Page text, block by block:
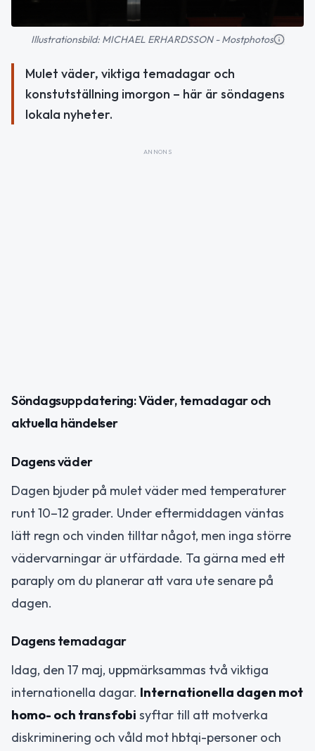
Illustrationsbild: MICHAEL ERHARDSSON - Mostphotos
Mulet väder, viktiga temadagar och
konstutställning imorgon – här är söndagens
lokala nyheter.
ANNONS
Söndagsuppdatering: Väder, temadagar och
aktuella händelser
Dagens väder
Dagen bjuder på mulet väder med temperaturer
runt 10–12 grader. Under eftermiddagen väntas
lätt regn och vinden tilltar något, men inga större
vädervarningar är utfärdade. Ta gärna med ett
paraply om du planerar att vara ute senare på
dagen.
Dagens temadagar
Idag, den 17 maj, uppmärksammas två viktiga
internationella dagar. Internationella dagen mot
homo- och transfobi syftar till att motverka
diskriminering och våld mot hbtqi-personer och